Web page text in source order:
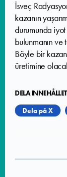
İsveç
kazanın
durumunda
bulunmanın ve
Böyle bir
üretimine
DELA
Dela på X